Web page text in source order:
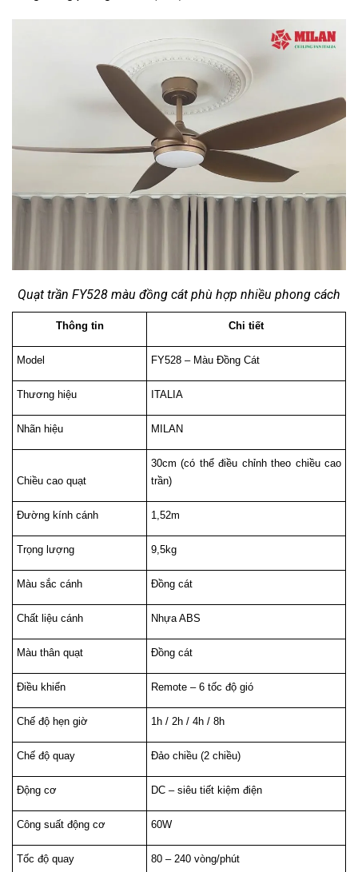
Quạt trần FY528 màu đồng cát phù hợp nhiều phong cách
Thông tin Chi tiết
Model FY528 – Màu Đồng Cát
Thương hiệu ITALIA
Nhãn hiệu MILAN
Chiều cao quạt
30cm (có thể điều chỉnh theo chiều cao
trần)
Đường kính cánh 1,52m
Trọng lượng 9,5kg
Màu sắc cánh Đồng cát
Chất liệu cánh Nhựa ABS
Màu thân quạt Đồng cát
Điều khiển Remote – 6 tốc độ gió
Chế độ hẹn giờ 1h / 2h / 4h / 8h
Chế độ quay Đảo chiều (2 chiều)
Động cơ DC – siêu tiết kiệm điện
Công suất động cơ 60W
Tốc độ quay 80 – 240 vòng/phút